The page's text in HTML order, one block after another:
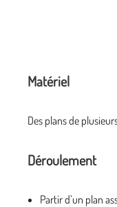
Matériel
Des plans de
Déroulement
Partir d’un plan